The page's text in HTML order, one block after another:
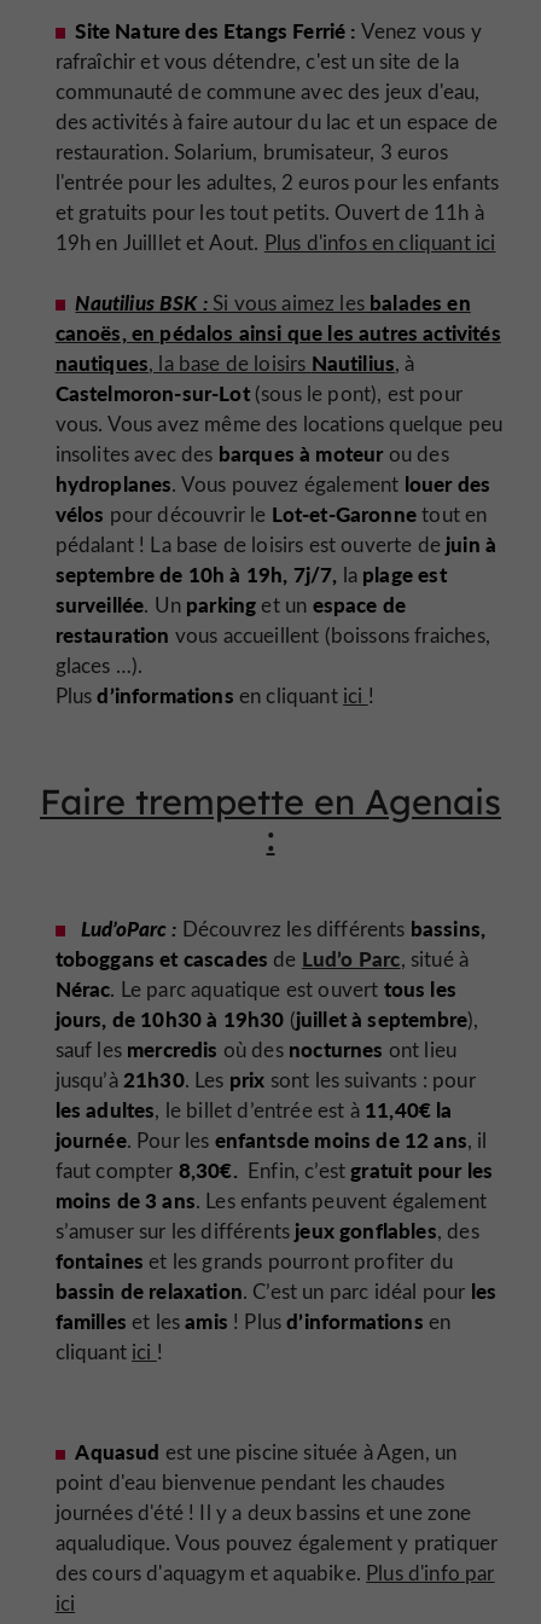
Site Nature des Etangs Ferrié : Venez vous y
rafraîchir et vous détendre, c'est un site de la
communauté de commune avec des jeux d'eau,
des activités à faire autour du lac et un espace de
restauration. Solarium, brumisateur, 3 euros
l'entrée pour les adultes, 2 euros pour les enfants
et gratuits pour les tout petits. Ouvert de 11h à
19h en Juilllet et Aout. Plus d'infos en cliquant ici
Nautilius BSK : Si vous aimez lesbalades en
canoës, en pédalos ainsi que les autres activités
nautiques, la base de loisirs Nautilius, à
Castelmoron-sur-Lot (sous le pont), est pour
vous. Vous avez même des locations quelque peu
insolites avec des barques à moteurou des
hydroplanes. Vous pouvez également louer des
vélos pour découvrir le Lot-et-Garonnetout en
pédalant ! La base de loisirs est ouverte de juin à
septembre de 10h à 19h, 7j/7, la plage est
surveillée. Un parkinget un espace de
restauration vous accueillent (boissons fraiches,
glaces …).
Plusd’informations en cliquant ici !
Faire trempette en Agenais
:
Lud’oParc : Découvrez les différents bassins,
toboggans et cascades de Lud’o Parc, situé à
Nérac. Le parc aquatique est ouvert tous les
jours, de 10h30 à 19h30 (juillet à septembre),
sauf lesmercredis où des nocturnes ont lieu
jusqu’à21h30. Les prix sont les suivants : pour
les adultes, le billet d’entrée est à 11,40€ la
journée. Pour les enfantsde moins de 12 ans, il
faut compter 8,30€. Enfin, c’estgratuit pour les
moins de 3 ans. Les enfants peuvent également
s’amuser sur les différents jeux gonflables, des
fontaines et les grands pourront profiter du
bassin de relaxation. C’est un parc idéal pour les
familleset lesamis ! Plusd’informations en
cliquant ici !
Aquasud est une piscine située à Agen, un
point d'eau bienvenue pendant les chaudes
journées d'été ! Il y a deux bassins et une zone
aqualudique. Vous pouvez également y pratiquer
des cours d'aquagym et aquabike. Plus d'info par
ici